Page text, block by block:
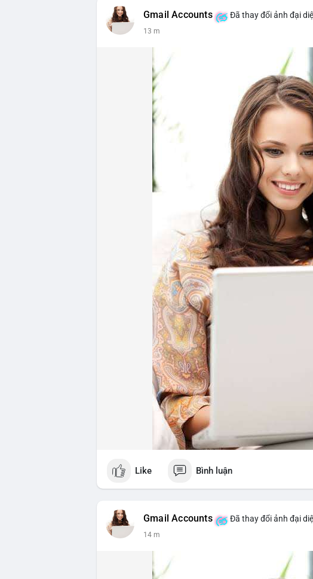
Gmail Accounts Đã thay đổi ảnh đại
13 m
Like Bình luận
Gmail Accounts Đã thay đổi ảnh đại
14 m